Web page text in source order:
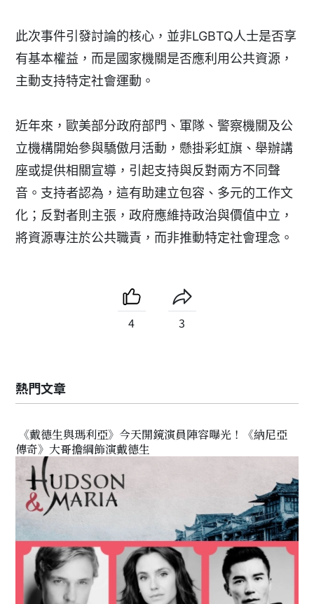
此次事件引發討論的核心，並非LGBTQ人士是否享
有基本權益，而是國家機關是否應利用公共資源，
主動支持特定社會運動。
近年來，歐美部分政府部門、軍隊、警察機關及公
立機構開始參與驕傲月活動，懸掛彩虹旗、舉辦講
座或提供相關宣導，引起支持與反對兩方不同聲
音。支持者認為，這有助建立包容、多元的工作文
化；反對者則主張，政府應維持政治與價值中立，
將資源專注於公共職責，而非推動特定社會理念。
4 3
熱門文章
《戴德生與瑪利亞》今天開鏡演員陣容曝光！《納尼亞
傳奇》大哥擔綱飾演戴德生